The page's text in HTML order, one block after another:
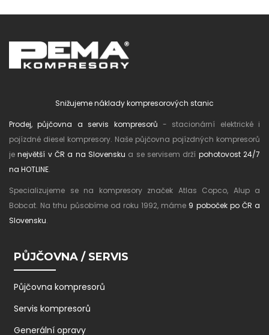
Snižujeme náklady kompresorových stanic
Prodej, půjčovna a servis kompresorů - stacionární elektrické i
pojízdné diesel kompresory. Naše půjčovna pojízdných kompresorů
jenejvětší v ČR a na Slovensku a se servisem drží pohotovost 24/7
na HOTLINE.
Specializujeme se na kompresory značek Atlas Copco, Alup a
Bobcat. Na trhu působíme od roku 1992, máme 9 poboček po ČR a
Slovensku.
PŮJČOVNA / SERVIS
Půjčovna kompresorů
Servis kompresorů
Generální opravy